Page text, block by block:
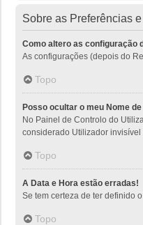
Sobre as Preferências
Como altero as configuração
As configurações (depois do
Topo
Posso ocultar o meu Nome
No Painel de Controlo do
considerado Utilizador invisível
Topo
A Data e Hora estão erradas!
Se tem certeza de ter definido
Topo